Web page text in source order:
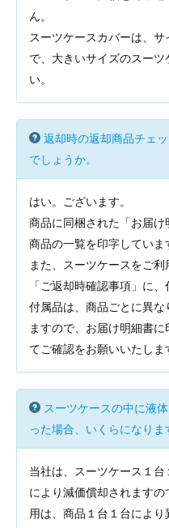
ん。
スーツケースカバーは、
で、大きいサイズのスー
い。
返却時の返却商品チェ
でしょうか。
はい。ございます。
商品に同梱された「お届
商品の一覧を印字していま
また、スーツケースをご
「ご返却時確認事項」に
付属品は、商品ごとに異
ますので、お届け明細書
てご確認をお願いいたしま
スーツケースの中に液
った場合、いくらになりま
当社は、スーツケース１
により減価償却されます
用は、商品１台１台により